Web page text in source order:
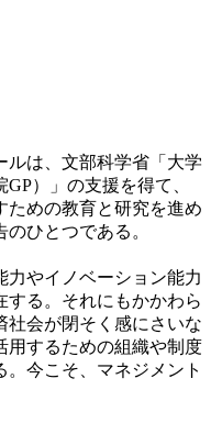
ルは、文部科学省「大学
）」の支援を得て、
ための教育と研究を進め
ひとつである。
やイノベーション能力
する。それにもかかわら
社会が閉そく感にさいな
用するための組織や制度
今こそ、マネジメント